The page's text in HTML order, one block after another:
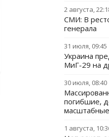
2 августа,
СМИ: В
генерала
31 июля, 09:45
Украина
МиГ-29 на
30 июля, 08:40
погибшие,
1 августа,